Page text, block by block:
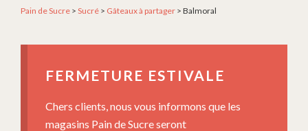
Pain de Sucre > Sucré > Gâteaux à partager > Balmoral
FERMETURE ESTIVALE
Chers clients, nous vous informons que les
magasins Pain de Sucre seront